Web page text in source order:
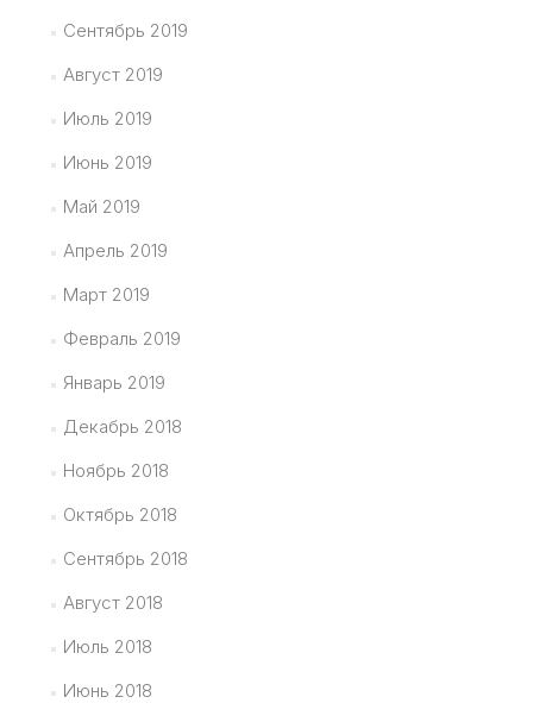
Сентябрь 2019
Август 2019
Июль 2019
Июнь 2019
Май 2019
Апрель 2019
Март 2019
Февраль 2019
Январь 2019
Декабрь 2018
Ноябрь 2018
Октябрь 2018
Сентябрь 2018
Август 2018
Июль 2018
Июнь 2018